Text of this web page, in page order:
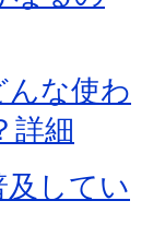
んな使わ
詳細
及してい